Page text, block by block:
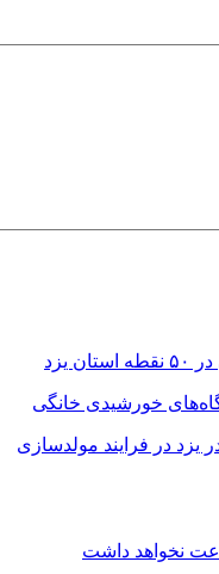
خورشیدی خانگی
یزد در فرایند مولدسازی
نخواهد داشت